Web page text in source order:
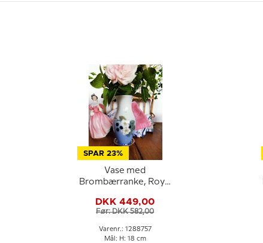
SPAR 23%
Vase med
Brombærranke, Royal
2289 eller 757
DKK 449,00
Før: DKK 582,00
Varenr.: 1288757
Mål: H: 18 cm